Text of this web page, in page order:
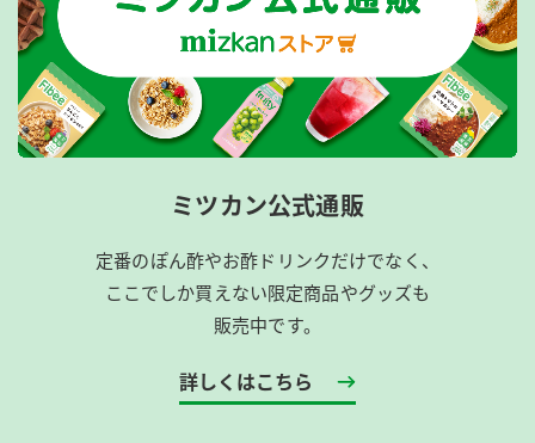
ミツカン公式通販
定番のぽん酢やお酢ドリンクだけでなく、
ここでしか買えない限定商品やグッズも
販売中です。
詳しくはこちら